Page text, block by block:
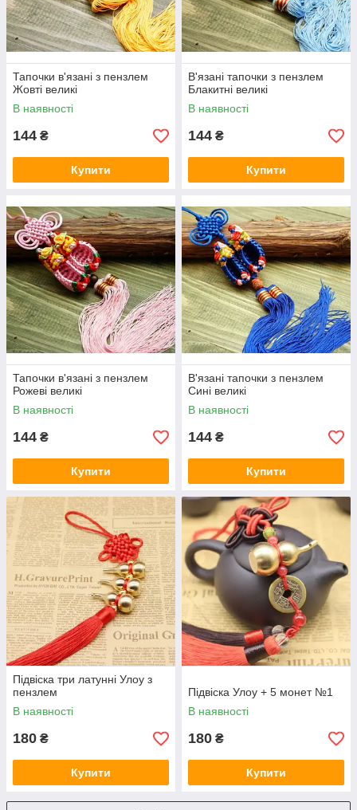
Тапочки в'язані з пензлем
Жовті великі
В наявності
144 ₴
Купити
В'язані тапочки з пензлем
Блакитні великі
В наявності
144 ₴
Купити
Тапочки в'язані з пензлем
Рожеві великі
В наявності
144 ₴
Купити
В'язані тапочки з пензлем
Сині великі
В наявності
144 ₴
Купити
Підвіска три латунні Улоу з
пензлем
В наявності
180 ₴
Купити
Підвіска Улоу + 5 монет №1
В наявності
180 ₴
Купити